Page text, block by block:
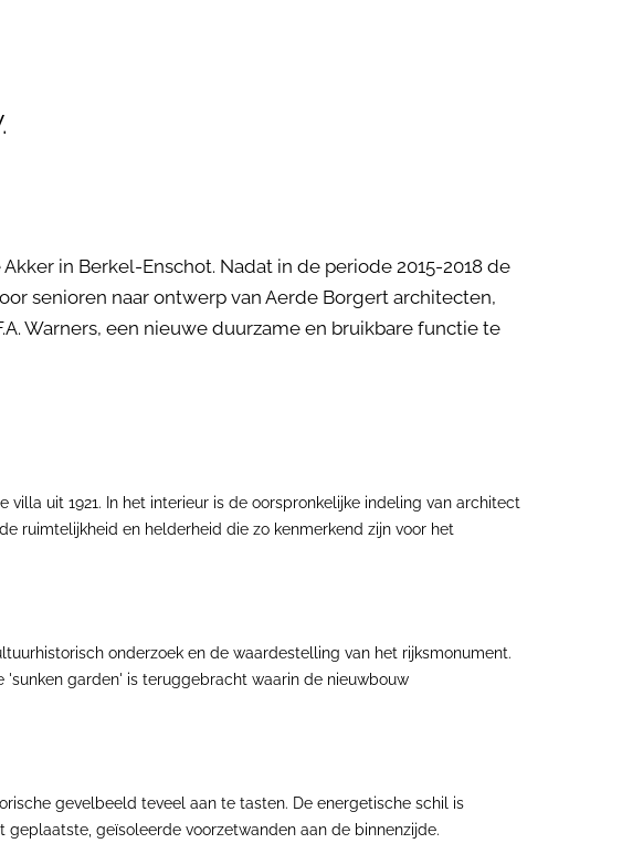
in Berkel-Enschot. Nadat in de periode 2015-2018 de
senioren naar ontwerp van Aerde Borgert architecten,
Warners, een nieuwe duurzame en bruikbare functie te
uit 1921. In het interieur is de oorspronkelijke indeling van architect
ruimtelijkheid en helderheid die zo kenmerkend zijn voor het
onderzoek en de waardestelling van het rijksmonument.
garden' is teruggebracht waarin de nieuwbouw
gevelbeeld teveel aan te tasten. De energetische schil is
geïsoleerde voorzetwanden aan de binnenzijde.